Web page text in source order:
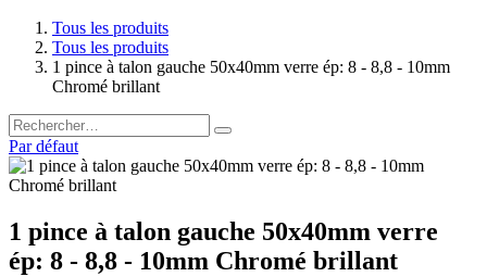
Tous les produits
Tous les produits
1 pince à talon gauche 50x40mm verre ép: 8 - 8,8 - 10mm
Chromé brillant
Par défaut
1 pince à talon gauche 50x40mm verre
ép: 8 - 8,8 - 10mm Chromé brillant